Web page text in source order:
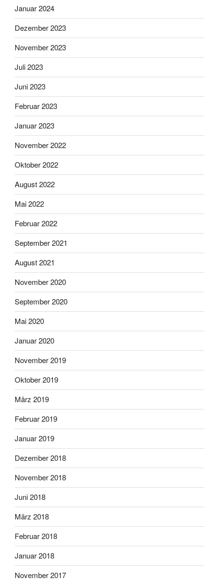
Januar 2024
Dezember 2023
November 2023
Juli 2023
Juni 2023
Februar 2023
Januar 2023
November 2022
Oktober 2022
August 2022
Mai 2022
Februar 2022
September 2021
August 2021
November 2020
September 2020
Mai 2020
Januar 2020
November 2019
Oktober 2019
März 2019
Februar 2019
Januar 2019
Dezember 2018
November 2018
Juni 2018
März 2018
Februar 2018
Januar 2018
November 2017